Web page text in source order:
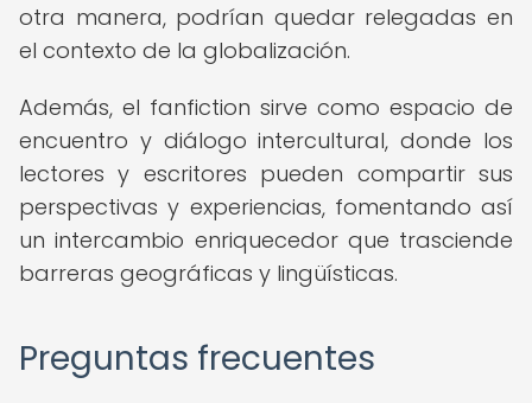
otra manera, podrían quedar relegadas en
el contexto de la globalización.
Además, el fanfiction sirve como espacio de
encuentro y diálogo intercultural, donde los
lectores y escritores pueden compartir sus
perspectivas y experiencias, fomentando así
un intercambio enriquecedor que trasciende
barreras geográficas y lingüísticas.
Preguntas frecuentes